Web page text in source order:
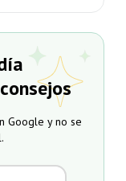
Google y no se